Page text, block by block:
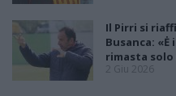
Il Pirri si
Busanca:
rimasta solo
2 Giu 2026